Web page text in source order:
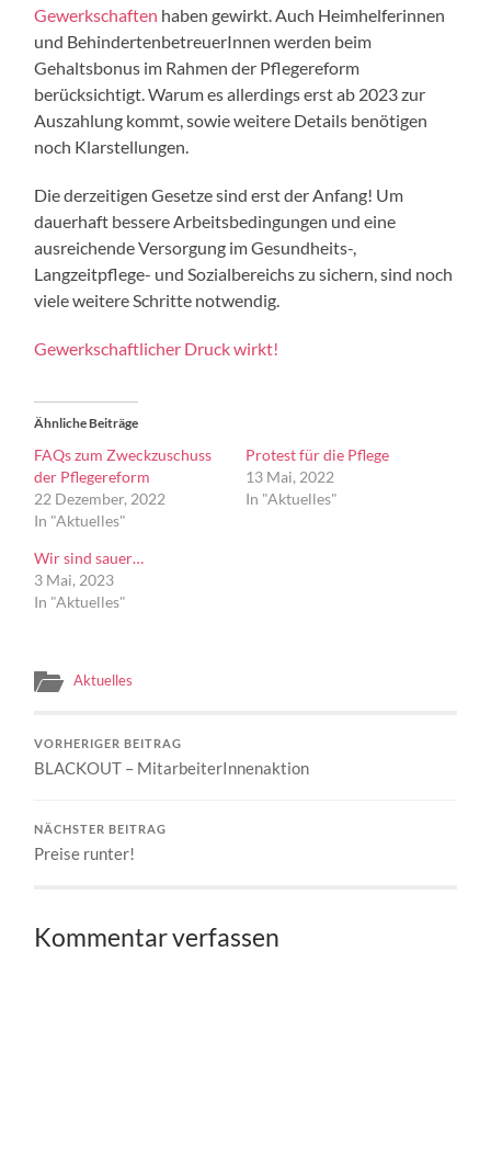
Gewerkschaften haben gewirkt. Auch Heimhelferinnen
und BehindertenbetreuerInnen werden beim
Gehaltsbonus im Rahmen der Pflegereform
berücksichtigt. Warum es allerdings erst ab 2023 zur
Auszahlung kommt, sowie weitere Details benötigen
noch Klarstellungen.
Die derzeitigen Gesetze sind erst der Anfang! Um
dauerhaft bessere Arbeitsbedingungen und eine
ausreichende Versorgung im Gesundheits-,
Langzeitpflege- und Sozialbereichs zu sichern, sind noch
viele weitere Schritte notwendig.
Gewerkschaftlicher Druck wirkt!
Ähnliche Beiträge
FAQs zum Zweckzuschuss
der Pflegereform
22 Dezember, 2022
In "Aktuelles"
Protest für die Pflege
13 Mai, 2022
In "Aktuelles"
Wir sind sauer…
3 Mai, 2023
In "Aktuelles"
Aktuelles
VORHERIGER BEITRAG
BLACKOUT – MitarbeiterInnenaktion
NÄCHSTER BEITRAG
Preise runter!
Kommentar verfassen